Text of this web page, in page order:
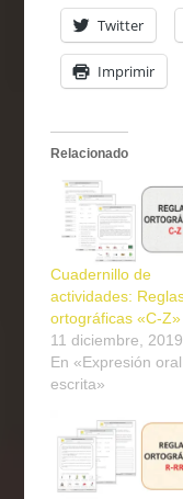
Twitter
Imprimir
Relacionado
Cuadernillo de
actividades:
ortográficas «C-Z»
11 diciembre, 2019
En «Expresión
escrita»